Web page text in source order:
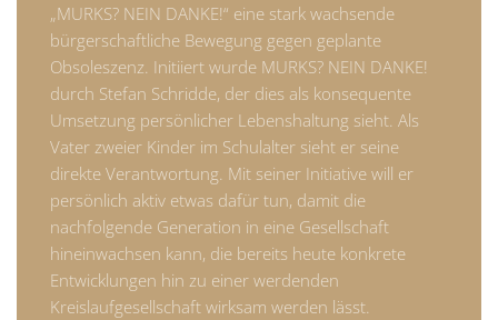
„MURKS? NEIN DANKE!“ eine stark wachsende
bürgerschaftliche Bewegung gegen geplante
Obsoleszenz. Initiiert wurde MURKS? NEIN DANKE!
durch Stefan Schridde, der dies als konsequente
Umsetzung persönlicher Lebenshaltung sieht. Als
Vater zweier Kinder im Schulalter sieht er seine
direkte Verantwortung. Mit seiner Initiative will er
persönlich aktiv etwas dafür tun, damit die
nachfolgende Generation in eine Gesellschaft
hineinwachsen kann, die bereits heute konkrete
Entwicklungen hin zu einer werdenden
Kreislaufgesellschaft wirksam werden lässt.